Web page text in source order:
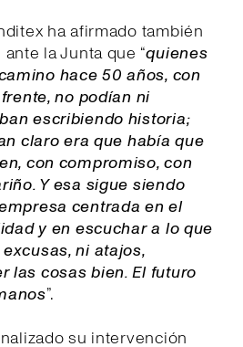
ha afirmado también
la Junta que “quienes
hace 50 años, con
no podían ni
escribiendo historia;
claro era que había que
con compromiso, con
Y esa sigue siendo
centrada en el
y en escuchar a lo que
ni atajos,
las cosas bien. El futuro
”.
su intervención